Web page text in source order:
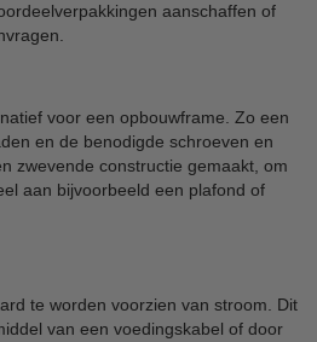
aanschaffen of
voor een opbouwframe. Zo een
en de benodigde schroeven en
zwevende constructie gemaakt, om
aan bijvoorbeeld een plafond of
te worden voorzien van stroom. Dit
van een voedingskabel of door